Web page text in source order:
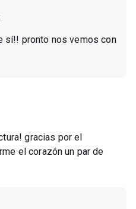
sí!! pronto nos vemos con
gracias por el
el corazón un par de